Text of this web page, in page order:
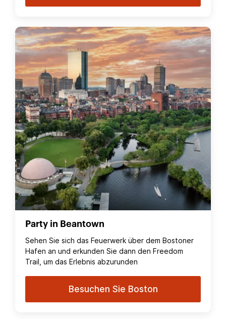
Party in Beantown
Sehen Sie sich das Feuerwerk über dem Bostoner
Hafen an und erkunden Sie dann den Freedom
Trail, um das Erlebnis abzurunden
Besuchen Sie Boston